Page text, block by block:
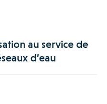
au service de
d’eau